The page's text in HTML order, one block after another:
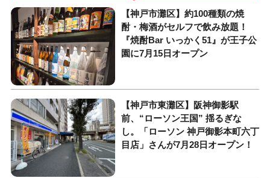
【神戸市灘区】約100種類の焼
酎・梅酒がセルフで飲み放題！
『焼酎Bar いっかく51』が王子公
園に7月15日オープン
【神戸市東灘区】阪神御影駅
前、“ローソン王国” 揺るぎな
し。「ローソン 神戸御影本町六丁
目店」さんが7月28日オープン！